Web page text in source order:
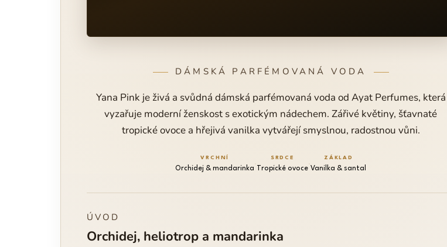
DÁMSKÁ PARFÉMOVANÁ VODA
Yana Pink je živá a svůdná dámská parfémovaná voda od Ayat Perfumes, která
vyzařuje moderní ženskost s exotickým nádechem. Zářivé květiny, šťavnaté
tropické ovoce a hřejivá vanilka vytvářejí smyslnou, radostnou vůni.
VRCHNÍ
Orchidej & mandarinka
·
SRDCE
Tropické ovoce
·
ZÁKLAD
Vanilka & santal
ÚVOD
Orchidej, heliotrop a mandarinka